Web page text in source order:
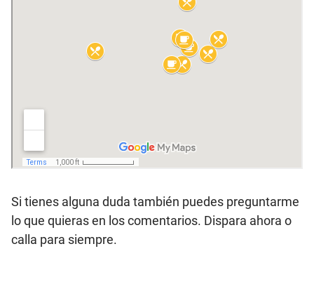
Si tienes alguna duda también puedes preguntarme
lo que quieras en los comentarios. Dispara ahora o
calla para siempre.